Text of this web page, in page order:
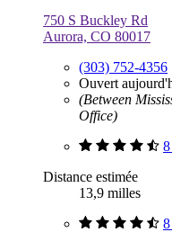
750 S Buckley Rd
Aurora, CO 80017
(303) 752-4356
Ouvert
(Between
Office)
Distance estimée
13,9 milles